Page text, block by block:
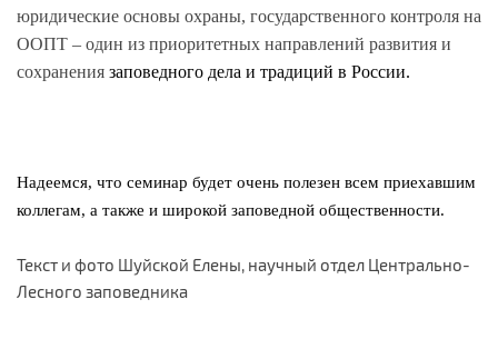
юридические основы охраны, государственного контроля на
ООПТ – один из приоритетных направлений развития и
сохранения заповедного дела и традиций в России.
Надеемся, что семинар будет очень полезен всем приехавшим
коллегам, а также и широкой заповедной общественности.
Текст и фото Шуйской Елены, научный отдел Центрально-
Лесного заповедника